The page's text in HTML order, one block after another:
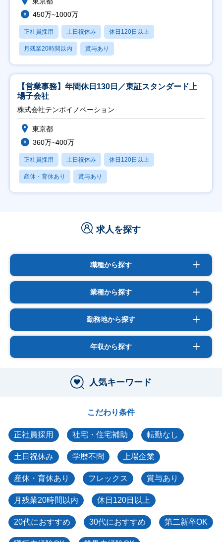
450万~1000万
正社員採用 土日祝休み 休日120日以上
月残業20時間以内 賞与あり
【営業事務】年間休日130日／東証スタンダード上
場子会社
株式会社テンポイノベーション
東京都
360万~400万
正社員採用 土日祝休み 休日120日以上
産休・育休あり 賞与あり
求人を探す
職種から探す
業種から探す
勤務地から探す
年収から探す
人気キーワード
こだわり条件
正社員採用 社宅・住宅補助 転勤なし
土日祝休み 学歴不問 上場企業
産休・育休あり フレックス 賞与あり
月残業20時間以内 休日120日以上
20代におすすめ 30代におすすめ 第二新卒OK